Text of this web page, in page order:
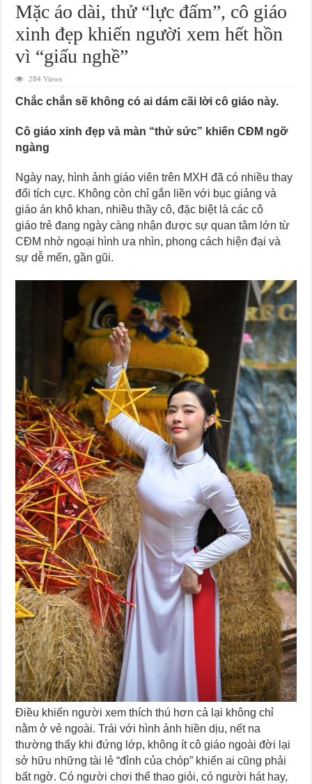
Mặc áo dài, thử “lực đấm”, cô giáo
xinh đẹp khiến người xem hết hồn
vì “giấu nghề”
284 Views
Chắc chắn sẽ không có ai dám cãi lời cô giáo này.
Cô giáo xinh đẹp và màn “thử sức” khiến CĐM ngỡ
ngàng
Ngày nay, hình ảnh giáo viên trên MXH đã có nhiều thay
đổi tích cực. Không còn chỉ gắn liền với bục giảng và
giáo án khô khan, nhiều thầy cô, đặc biệt là các cô
giáo trẻ đang ngày càng nhận được sự quan tâm lớn từ
CĐM nhờ ngoại hình ưa nhìn, phong cách hiện đại và
sự dễ mến, gần gũi.
Điều khiến người xem thích thú hơn cả lại không chỉ
nằm ở vẻ ngoài. Trái với hình ảnh hiền dịu, nết na
thường thấy khi đứng lớp, không ít cô giáo ngoài đời lại
sở hữu những tài lẻ “đỉnh của chóp” khiến ai cũng phải
bất ngờ. Có người chơi thể thao giỏi, có người hát hay,